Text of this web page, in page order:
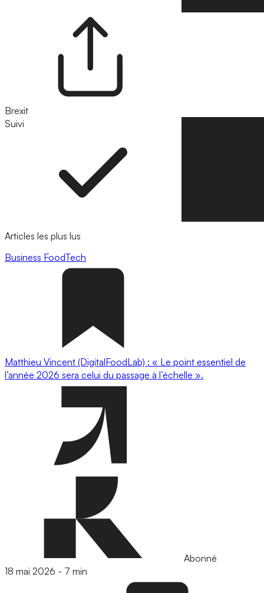
Brexit
Suivi
Articles les plus lus
Business FoodTech
Matthieu Vincent (DigitalFoodLab) : « Le point essentiel de
l’année 2026 sera celui du passage à l’échelle ».
Abonné
18 mai 2026 - 7 min